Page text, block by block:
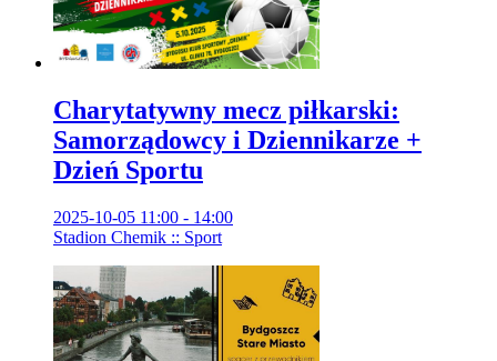
Charytatywny mecz piłkarski:
Samorządowcy i Dziennikarze +
Dzień Sportu
2025-10-05 11:00 - 14:00
Stadion Chemik :: Sport